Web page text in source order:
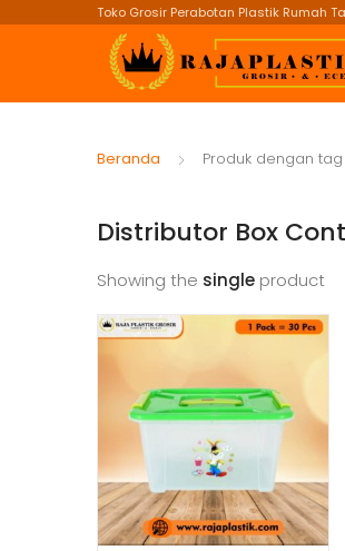
Toko Grosir Perabotan Plastik Rumah
Beranda Produk dengan tag
Distributor Box
Showing the single product